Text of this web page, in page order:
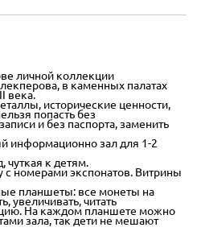
личной коллекции
в каменных палатах
века.
исторические ценности,
попасть без
и без паспорта, заменить
информационно зал для 1-2
чуткая к детям.
номерами экспонатов. Витрины
планшеты: все монеты на
увеличивать, читать
На каждом планшете можно
зала, так дети не мешают